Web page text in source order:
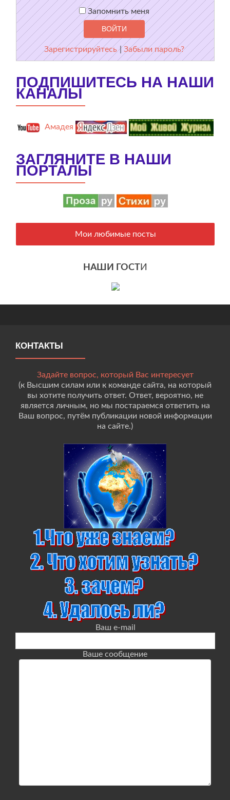
Запомнить меня
Зарегистрируйтесь |Забыли пароль?
ПОДПИШИТЕСЬ НА НАШИ
КАНАЛЫ
Амадея
ЗАГЛЯНИТЕ В НАШИ
ПОРТАЛЫ
Мои любимые посты
НАШИ ГОСТИ
КОНТАКТЫ
Задайте вопрос, который Вас интересует
(к Высшим силам или к команде сайта, на который
вы хотите получить ответ. Ответ, вероятно, не
является личным, но мы постараемся ответить на
Ваш вопрос, путём публикации новой информации
на сайте.)
Ваш e-mail
Ваше сообщение